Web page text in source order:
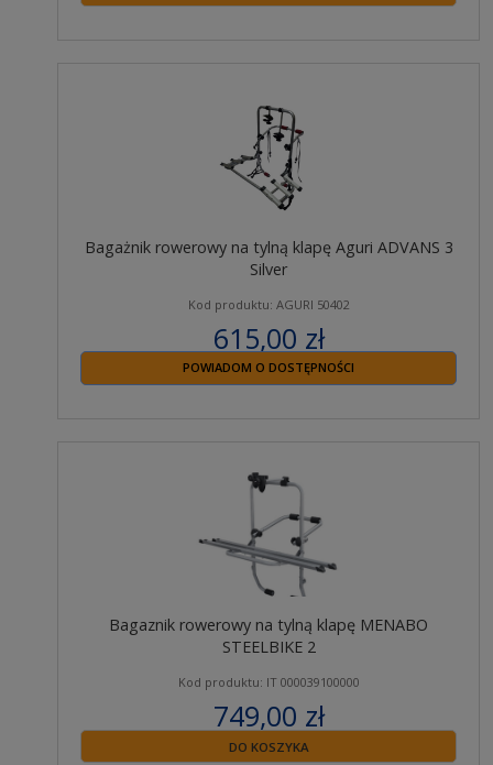
Bagażnik rowerowy na tylną klapę Aguri ADVANS 3
Silver
Kod produktu: AGURI 50402
615,00 zł
zawiera 23% VAT
POWIADOM O DOSTĘPNOŚCI
Bagaznik rowerowy na tylną klapę MENABO
STEELBIKE 2
Kod produktu: IT 000039100000
749,00 zł
zawiera 23% VAT
DO KOSZYKA